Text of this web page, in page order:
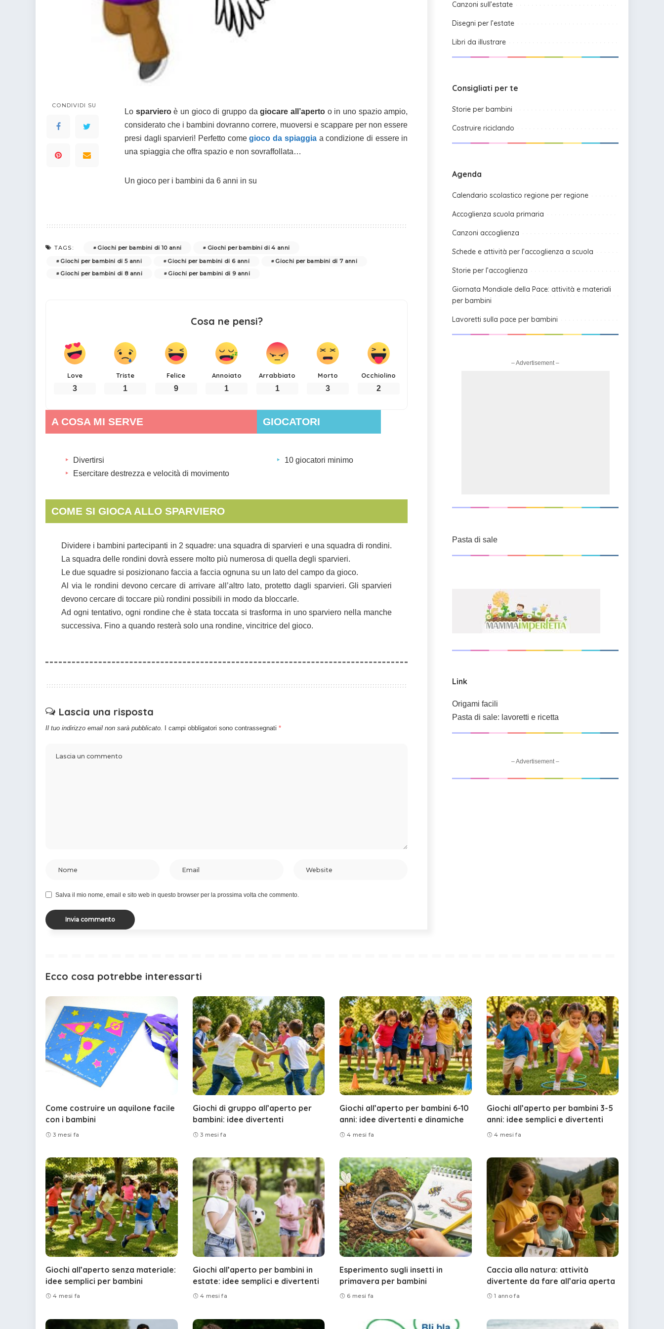
Supereroi da colorare
DIsegni di Avengers da
Disegni per il catechismo
Indovinelli per bambini
CONDIVIDI SU
Lo sparvieroè un gioco di gruppo dagiocare all’apertoo in uno spazio ampio,
considerato che i bambini dovranno correre, muoversi e scappare per non essere
presi dagli sparvieri! Perfetto come gioco da spiaggiaa condizione di essere in
una spiaggia che offra spazio e non sovraffollata…
Un gioco per i bambini da 6 anni in su
TAGS: Giochi per bambini di 10 anni
Giochi per bambini di 4 anni
Giochi per bambini di 5 anni
Giochi per bambini di 6 anni
Giochi per bambini di 7 anni
Giochi per bambini di 8 anni
Giochi per bambini di 9 anni
Cosa ne pensi?
Love
3
Triste
1
Felice
9
Annoiato
1
Arrabbiato
1
Morto
3
Occhiolino
2
A COSA MI SERVE
Divertirsi
Esercitare destrezza e velocità di movimento
GIOCATORI
10 giocatori minimo
COME SI GIOCA ALLO SPARVIERO
Dividere i bambini partecipanti in 2 squadre: una squadra di sparvieri e una squadra di rondini.
La squadra delle rondini dovrà essere molto più numerosa di quella degli sparvieri.
Le due squadre si posizionano faccia a faccia ognuna su un lato del campo da gioco.
Al via le rondini devono cercare di arrivare all’altro lato, protetto dagli sparvieri. Gli sparvieri
devono cercare di toccare più rondini possibili in modo da bloccarle.
Ad ogni tentativo, ogni rondine che è stata toccata si trasforma in uno sparviero nella manche
successiva. Fino a quando resterà solo una rondine, vincitrice del gioco.
Lascia una risposta
Il tuo indirizzo email non sarà pubblicato. I campi obbligatori sono contrassegnati *
Salva il mio nome, email e sito web in questo browser per la prossima volta che commento.
Canzoni sull’estate
Disegni per l’estate
Libri da illustrare
Consigliati per te
Storie per bambini
Costruire riciclando
Agenda
Calendario scolastico regione per regione
Accoglienza scuola primaria
Canzoni accoglienza
Schede e attività per l’accoglienza a scuola
Storie per l’accoglienza
Giornata Mondiale della Pace: attività e materiali
per bambini
Lavoretti sulla pace per bambini
– Advertisement –
Pasta di sale
Link
Origami facili
Pasta di sale: lavoretti e ricetta
– Advertisement –
Ecco cosa potrebbe interessarti
Come costruire un aquilone facile
con i bambini
3 mesi fa
Giochi di gruppo all’aperto per
bambini: idee divertenti
3 mesi fa
Giochi all’aperto per bambini 6-10
anni: idee divertenti e dinamiche
4 mesi fa
Giochi all’aperto per bambini 3-5
anni: idee semplici e divertenti
4 mesi fa
Giochi all’aperto senza materiale:
idee semplici per bambini
4 mesi fa
Giochi all’aperto per bambini in
estate: idee semplici e divertenti
4 mesi fa
Esperimento sugli insetti in
primavera per bambini
6 mesi fa
Caccia alla natura: attività
divertente da fare all’aria aperta
1 anno fa